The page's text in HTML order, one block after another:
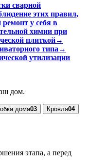
сварной
этих правил,
у себя в
химии при
плиткой→
типа →
утилизации
дом.
дома03 Кровля04
этапа, а перед